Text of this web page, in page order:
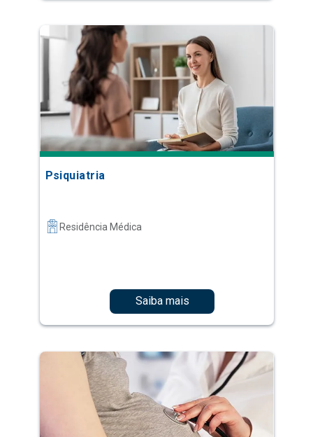
Psiquiatria
Residência Médica
Saiba mais